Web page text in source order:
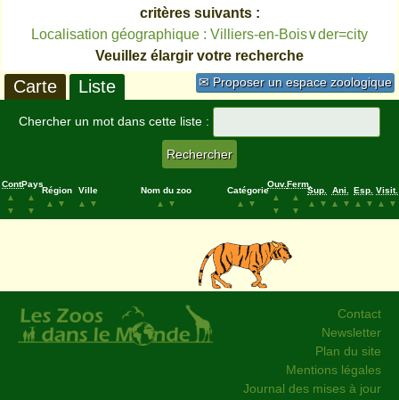
critères suivants :
Localisation géographique : Villiers-en-Bois∨der=city
Veuillez élargir votre recherche
✉ Proposer un espace zoologique
Carte Liste
Chercher un mot dans cette liste :
Cont.
▲
▼
Pays
▲
▼
Région
▲
▼
Ville
▲
▼
Nom du zoo
▲
▼
Catégorie
▲
▼
Ouv.
▲
▼
Ferm.
▲
▼
Sup.
▲
▼
Ani.
▲
▼
Esp.
▲
▼
Visit.
▲
▼
Contact
Newsletter
Plan du site
Mentions légales
Journal des mises à jour